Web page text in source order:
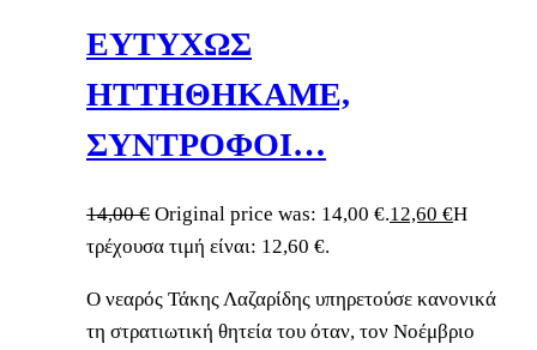
ΕΥΤΥΧΩΣ
ΗΤΤΗΘΗΚΑΜΕ,
ΣΥΝΤΡΟΦΟΙ…
14,00€ Original price was: 14,00 €.12,60 €Η
τρέχουσα τιμή είναι: 12,60 €.
Ο νεαρός Τάκης Λαζαρίδης υπηρετούσε κανονικά
τη στρατιωτική θητεία του όταν, τον Νοέμβριο